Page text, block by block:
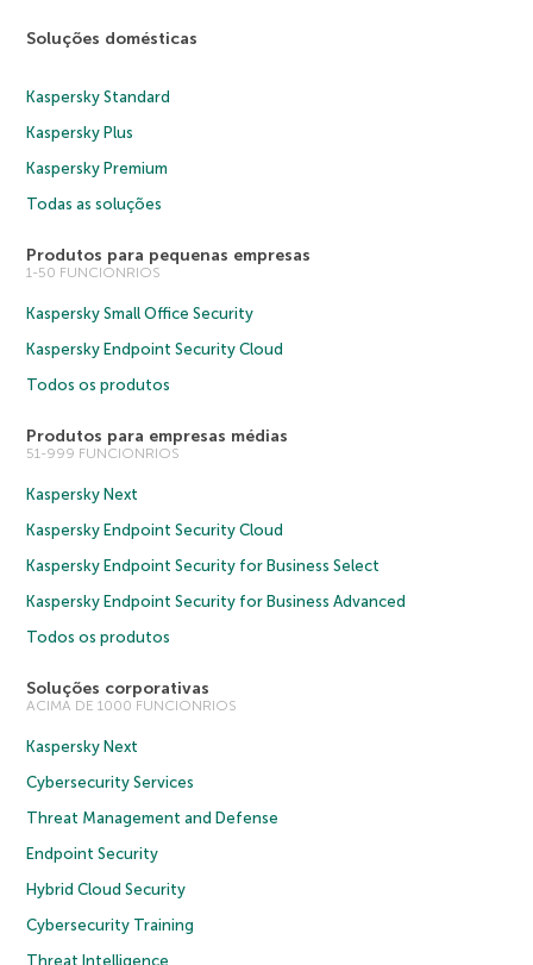
Soluções domésticas
Kaspersky Standard
Kaspersky Plus
Kaspersky Premium
Todas as soluções
Produtos para pequenas empresas
1-50 FUNCIONRIOS
Kaspersky Small Office Security
Kaspersky Endpoint Security Cloud
Todos os produtos
Produtos para empresas médias
51-999 FUNCIONRIOS
Kaspersky Next
Kaspersky Endpoint Security Cloud
Kaspersky Endpoint Security for Business Select
Kaspersky Endpoint Security for Business Advanced
Todos os produtos
Soluções corporativas
ACIMA DE 1000 FUNCIONRIOS
Kaspersky Next
Cybersecurity Services
Threat Management and Defense
Endpoint Security
Hybrid Cloud Security
Cybersecurity Training
Threat Intelligence